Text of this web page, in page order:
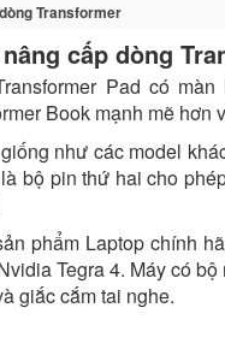
Transformer
cấp dòng
Pad có
Book mạnh mẽ hơn
như các model
bộ pin thứ hai cho
phẩm Laptop chính
Tegra 4. Máy có
giắc cắm tai nghe.